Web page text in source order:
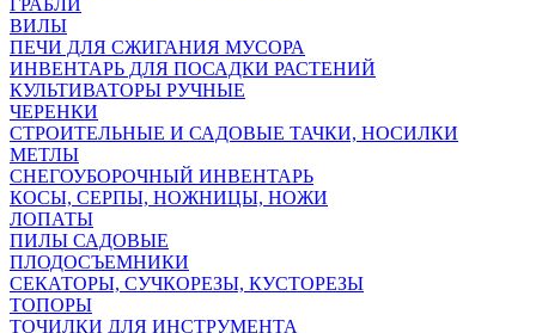
ГРАБЛИ
ВИЛЫ
ПЕЧИ ДЛЯ СЖИГАНИЯ МУСОРА
ИНВЕНТАРЬ ДЛЯ ПОСАДКИ РАСТЕНИЙ
КУЛЬТИВАТОРЫ РУЧНЫЕ
ЧЕРЕНКИ
СТРОИТЕЛЬНЫЕ И САДОВЫЕ ТАЧКИ, НОСИЛКИ
МЕТЛЫ
СНЕГОУБОРОЧНЫЙ ИНВЕНТАРЬ
КОСЫ, СЕРПЫ, НОЖНИЦЫ, НОЖИ
ЛОПАТЫ
ПИЛЫ САДОВЫЕ
ПЛОДОСЪЕМНИКИ
СЕКАТОРЫ, СУЧКОРЕЗЫ, КУСТОРЕЗЫ
ТОПОРЫ
ТОЧИЛКИ ДЛЯ ИНСТРУМЕНТА